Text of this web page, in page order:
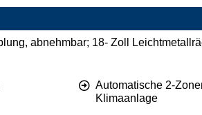
abnehmbar; 18- Zoll
Automatische 2-
Klimaanlage